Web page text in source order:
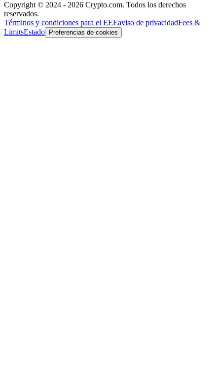
Copyright © 2024 - 2026 Crypto.com. Todos los derechos
reservados.
Términos y condiciones para el EEEaviso de privacidadFees &
LimitsEstado Preferencias de cookies